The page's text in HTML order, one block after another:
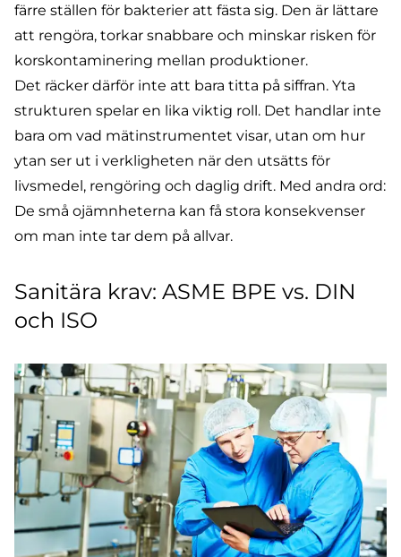
färre ställen för bakterier att fästa sig. Den är lättare
att rengöra, torkar snabbare och minskar risken för
korskontaminering mellan produktioner.
Det räcker därför inte att bara titta på siffran. Yta
strukturen spelar en lika viktig roll. Det handlar inte
bara om vad mätinstrumentet visar, utan om hur
ytan ser ut i verkligheten när den utsätts för
livsmedel, rengöring och daglig drift. Med andra ord:
De små ojämnheterna kan få stora konsekvenser
om man inte tar dem på allvar.
Sanitära krav: ASME BPE vs. DIN
och ISO